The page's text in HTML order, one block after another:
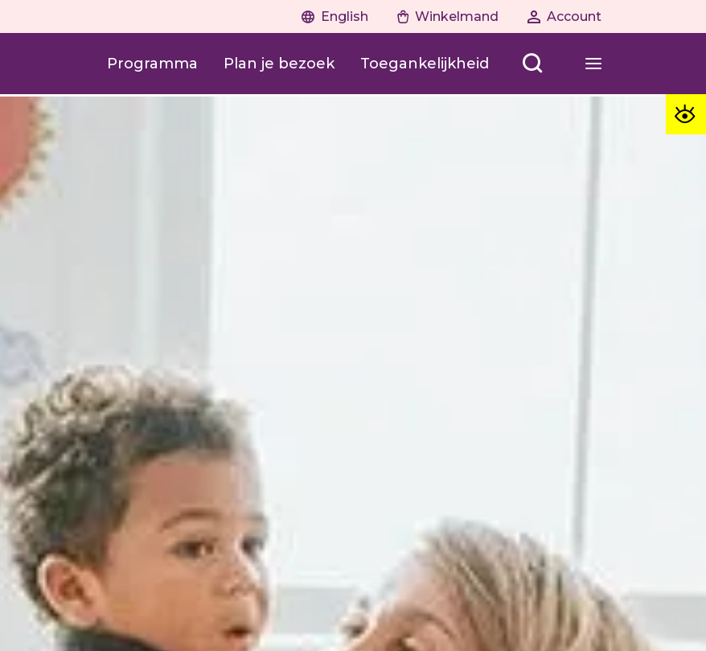
English Winkelmand Account
Programma Plan je bezoek Toegankelijkheid